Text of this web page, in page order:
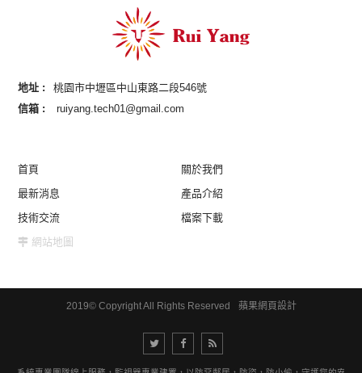
地址 :
桃園市中壢區中山東路二段546號
信箱 :
ruiyang.tech01@gmail.com
首頁
關於我們
最新消息
產品介紹
技術交流
檔案下載
網站地圖
2019© Copyright All Rights Reserved 蘋果網頁設計